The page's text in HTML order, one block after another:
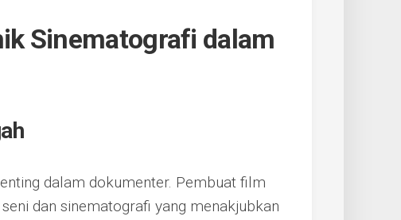
Sinematografi dalam
dalam dokumenter. Pembuat film
dan sinematografi yang menakjubkan